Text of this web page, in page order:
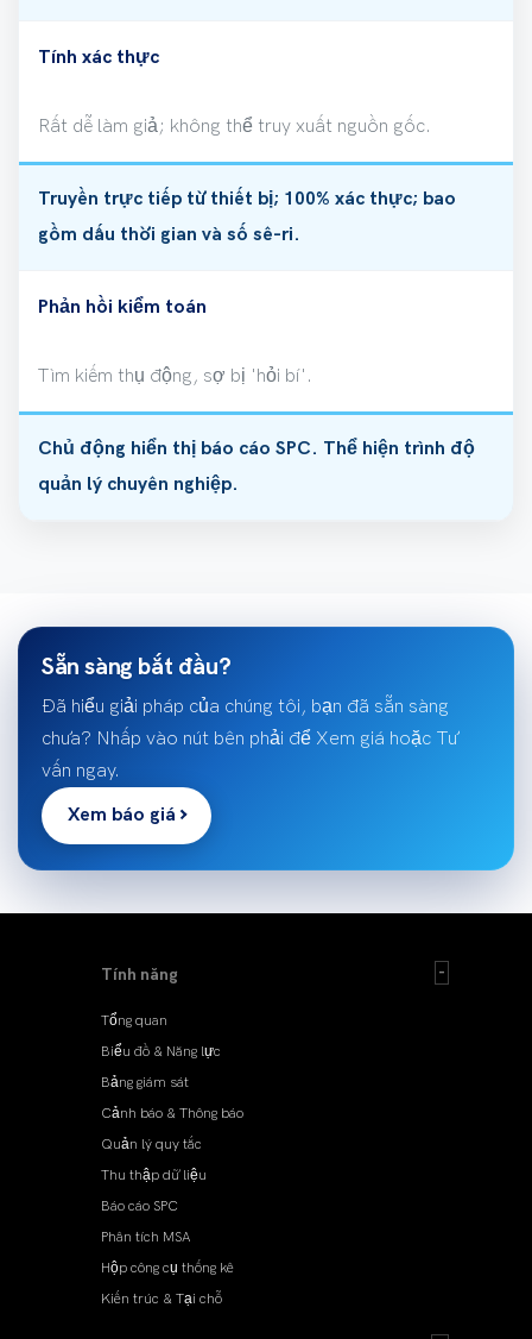
Tính xác thực
Rất dễ làm giả; không thể truy xuất nguồn gốc.
Truyền trực tiếp từ thiết bị; 100% xác thực; bao
gồm dấu thời gian và số sê-ri.
Phản hồi kiểm toán
Tìm kiếm thụ động, sợ bị 'hỏi bí'.
Chủ động hiển thị báo cáo SPC. Thể hiện trình độ
quản lý chuyên nghiệp.
Sẵn sàng bắt đầu?
Đã hiểu giải pháp của chúng tôi, bạn đã sẵn sàng
chưa? Nhấp vào nút bên phải để Xem giá hoặc Tư
vấn ngay.
Xem báo giá
Tính năng
Tổng quan
Biểu đồ & Năng lực
Bảng giám sát
Cảnh báo & Thông báo
Quản lý quy tắc
Thu thập dữ liệu
Báo cáo SPC
Phân tích MSA
Hộp công cụ thống kê
Kiến trúc & Tại chỗ